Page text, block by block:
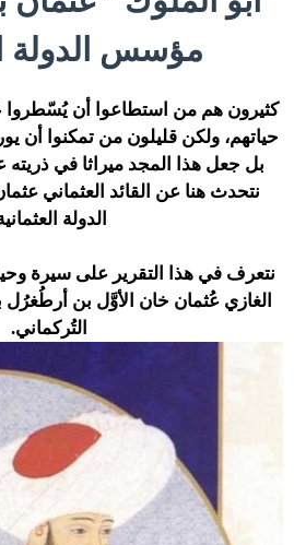
مؤسس الدولة
كثيرون هم من استطاعوا أن يُسّطروا
حياتهم، ولكن قليلون من تمكنوا أن
بل جعل هذا المجد ميراثا في
نتحدث هنا عن القائد العثماني
الدولة
نتعرف في هذا التقرير على سيرة
الغازي عُثمان خان الأوَّل بن
التُركماني.